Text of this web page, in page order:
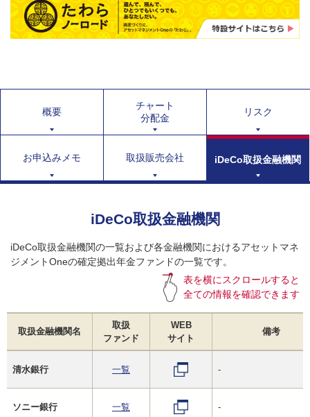
概要
チャート
分配金
リスク
お申込みメモ 取扱販売会社 iDeCo取扱金融機関
iDeCo取扱金融機関
iDeCo取扱金融機関の一覧および各金融機関におけるアセットマネ
ジメントOneの確定拠出年金ファンドの一覧です。
表を横にスクロールすると
全ての情報を確認できます
取扱金融機関名
取扱
ファンド
WEB
サイト
備考
清水銀行 一覧 -
ソニー銀行 一覧 -